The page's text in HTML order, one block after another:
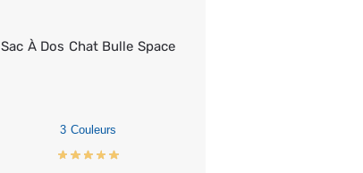
Sac À Dos Chat Bulle Space
3 Couleurs